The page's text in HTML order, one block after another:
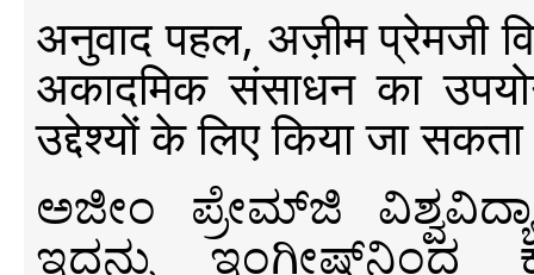
अनुवाद पहल, अज़ीम प्रेमजी
अकादमिक संसाधन का
उद्देश्यों के लिए किया जा
ಅಜೀಂ ಪ್ರೇಮ್‍ಜಿ
ಇದನ್ನು ಇಂಗ್ಲೀಷ್‍ನಿಂದ